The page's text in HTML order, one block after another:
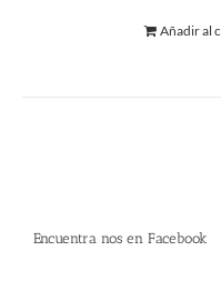
Añadir al
Encuentra nos en Facebook